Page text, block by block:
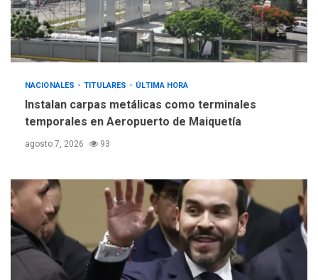
Hiroshima 81 años de la
debacle atómica. Japón
debate principios no
nucleares
NACIONALES TITULARES ÚLTIMA HORA
Instalan carpas metálicas como terminales
temporales en Aeropuerto de Maiquetía
agosto 7, 2026 93